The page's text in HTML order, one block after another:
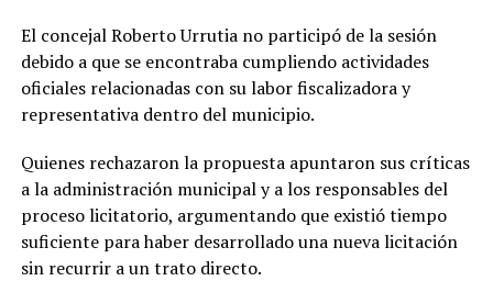
El concejal Roberto Urrutia no participó de la sesión
debido a que se encontraba cumpliendo actividades
oficiales relacionadas con su labor fiscalizadora y
representativa dentro del municipio.
Quienes rechazaron la propuesta apuntaron sus críticas
a la administración municipal y a los responsables del
proceso licitatorio, argumentando que existió tiempo
suficiente para haber desarrollado una nueva licitación
sin recurrir a un trato directo.